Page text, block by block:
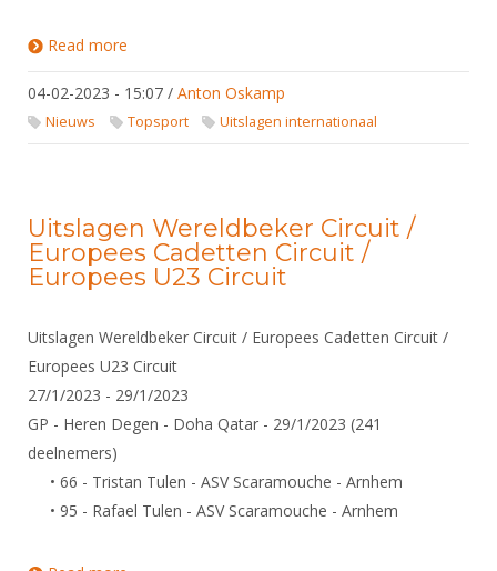
Read more
04-02-2023 - 15:07 / Anton Oskamp
Nieuws Topsport Uitslagen internationaal
Uitslagen Wereldbeker Circuit /
Europees Cadetten Circuit /
Europees U23 Circuit
Uitslagen Wereldbeker Circuit / Europees Cadetten Circuit /
Europees U23 Circuit
27/1/2023 - 29/1/2023
GP - Heren Degen - Doha Qatar - 29/1/2023 (241
deelnemers)
• 66 - Tristan Tulen - ASV Scaramouche - Arnhem
• 95 - Rafael Tulen - ASV Scaramouche - Arnhem